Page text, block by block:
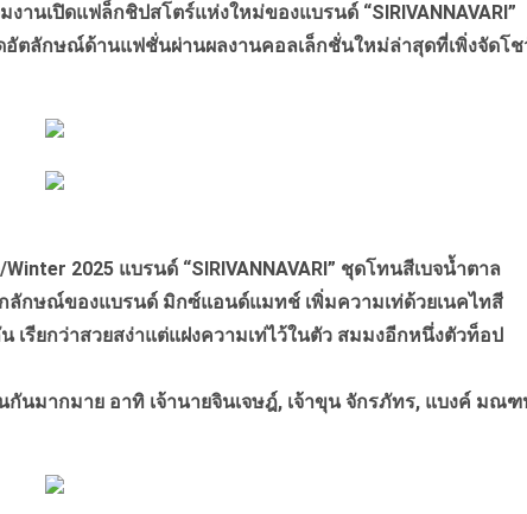
นเปิดแฟล็กชิปสโตร์แห่งใหม่ของแบรนด์ “SIRIVANNAVARI”
ตลักษณ์ด้านแฟชั่นผ่านผลงานคอลเล็กชั่นใหม่ล่าสุดที่เพิ่งจัดโช
2025 แบรนด์ “SIRIVANNAVARI” ชุดโทนสีเบจน้ำตาล
ลักษณ์ของแบรนด์ มิกซ์แอนด์แมทช์ เพิ่มความเท่ด้วยเนคไทสี
เรียกว่าสวยสง่าแต่แฝงความเท่ไว้ในตัว สมมงอีกหนึ่งตัวท็อป
มากมาย อาทิ เจ้านายจินเจษฎ์, เจ้าขุน จักรภัทร, แบงค์ มณฑ